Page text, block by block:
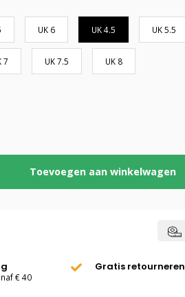
UK 6 UK 4.5 UK 5.5
7 UK 7.5 UK 8
Toevoegen aan winkelwagen
€ 40
Gratis retourneren